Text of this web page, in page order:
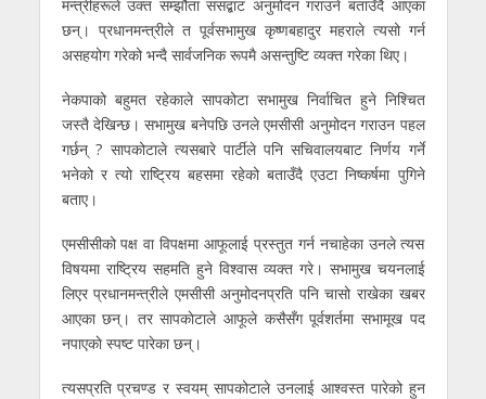
मन्त्रीहरूले उक्त सम्झौता संसद्बाट अनुमोदन गराउने बताउँदै आएका
छन्। प्रधानमन्त्रीले त पूर्वसभामुख कृष्णबहादुर महराले त्यसो गर्न
असहयोग गरेको भन्दै सार्वजनिक रूपमै असन्तुष्टि व्यक्त गरेका थिए।
नेकपाको बहुमत रहेकाले सापकोटा सभामुख निर्वाचित हुने निश्चित
जस्तै देखिन्छ। सभामुख बनेपछि उनले एमसीसी अनुमोदन गराउन पहल
गर्छन् ? सापकोटाले त्यसबारे पार्टीले पनि सचिवालयबाट निर्णय गर्ने
भनेको र त्यो राष्ट्रिय बहसमा रहेको बताउँदै एउटा निष्कर्षमा पुगिने
बताए।
एमसीसीको पक्ष वा विपक्षमा आफूलाई प्रस्तुत गर्न नचाहेका उनले त्यस
विषयमा राष्ट्रिय सहमति हुने विश्वास व्यक्त गरे। सभामुख चयनलाई
लिएर प्रधानमन्त्रीले एमसीसी अनुमोदनप्रति पनि चासो राखेका खबर
आएका छन्। तर सापकाेटाले आफूले कसैसँग पूर्वशर्तमा सभामूख पद
नपाएकाे स्पष्ट पारेका छन्।
त्यसप्रति प्रचण्ड र स्वयम् सापकोटाले उनलाई आश्वस्त पारेको हुन